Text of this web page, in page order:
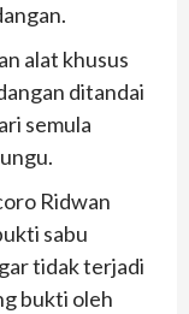
alat khusus
ditandai
semula
Ridwan
sabu
tidak terjadi
bukti oleh